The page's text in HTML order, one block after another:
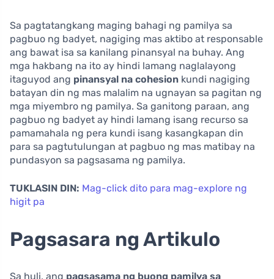
Sa pagtatangkang maging bahagi ng pamilya sa
pagbuo ng badyet, nagiging mas aktibo at responsable
ang bawat isa sa kanilang pinansyal na buhay. Ang
mga hakbang na ito ay hindi lamang naglalayong
itaguyod ang pinansyal na cohesion kundi nagiging
batayan din ng mas malalim na ugnayan sa pagitan ng
mga miyembro ng pamilya. Sa ganitong paraan, ang
pagbuo ng badyet ay hindi lamang isang recurso sa
pamamahala ng pera kundi isang kasangkapan din
para sa pagtutulungan at pagbuo ng mas matibay na
pundasyon sa pagsasama ng pamilya.
TUKLASIN DIN: Mag-click dito para mag-explore ng
higit pa
Pagsasara ng Artikulo
Sa huli, ang pagsasama ng buong pamilya sa